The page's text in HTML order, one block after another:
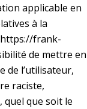
applicable en
à la
https://frank-
de mettre en
de l’utilisateur,
raciste,
que soit le